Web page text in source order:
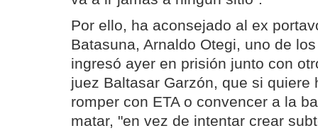
Por ello, ha aconsejado al ex
Batasuna, Arnaldo Otegi, uno de
ingresó ayer en prisión junto con
juez Baltasar Garzón, que si quiere
romper con ETA o convencer a la
matar, "en vez de intentar crear